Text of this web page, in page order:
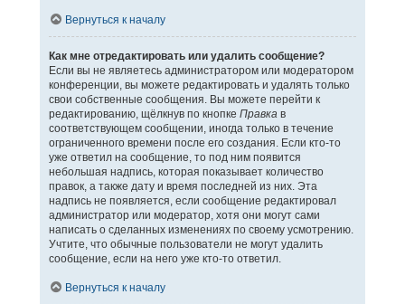
Вернуться к началу
Как мне отредактировать или удалить сообщение?
Если вы не являетесь администратором или модератором
конференции, вы можете редактировать и удалять только
свои собственные сообщения. Вы можете перейти к
редактированию, щёлкнув по кнопке Правкав
соответствующем сообщении, иногда только в течение
ограниченного времени после его создания. Если кто-то
уже ответил на сообщение, то под ним появится
небольшая надпись, которая показывает количество
правок, а также дату и время последней из них. Эта
надпись не появляется, если сообщение редактировал
администратор или модератор, хотя они могут сами
написать о сделанных изменениях по своему усмотрению.
Учтите, что обычные пользователи не могут удалить
сообщение, если на него уже кто-то ответил.
Вернуться к началу